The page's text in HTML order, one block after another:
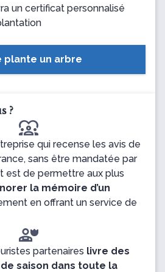
un certificat personnalisé
plante un arbre
?
diversity_1
qui recense les avis de
sans être mandatée par
est de permettre aux plus
la mémoire d’un
en offrant un service de
partenaires livre des
saison dans toute la